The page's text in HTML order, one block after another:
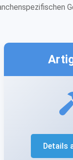
Details